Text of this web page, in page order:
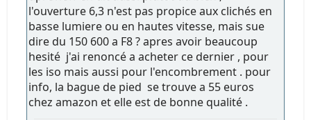
l'ouverture 6,3 n'est pas propice aux clichés en
basse lumiere ou en hautes vitesse, mais sue
dire du 150 600 a F8 ? apres avoir beaucoup
hesité j'ai renoncé a acheter ce dernier , pour
les iso mais aussi pour l'encombrement . pour
info, la bague de pied se trouve a 55 euros
chez amazon et elle est de bonne qualité .